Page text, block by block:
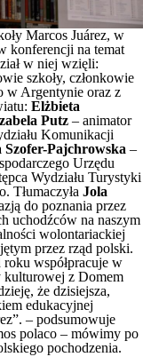
Marcos Juárez, w
konferencji na temat
w niej wzięli:
szkoły, członkowie
w Argentynie oraz z
Elżbieta
Putz – animator
Komunikacji
Szofer-Pajchrowska –
Urzędu
Wydziału Turystyki
Tłumaczyła Jola
do poznania przez
uchodźców na naszym
wolontariackiej
przez rząd polski.
współpracuje w
kulturowej z Domem
że dzisiejsza,
edukacyjnej
– podsumowuje
polaco – mówimy po
pochodzenia.